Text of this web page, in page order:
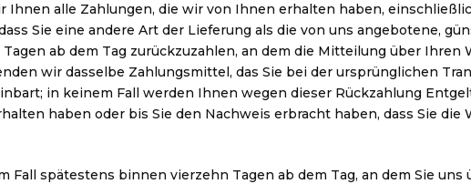
Ihnen alle Zahlungen, die wir von Ihnen erhalten haben,
Sie eine andere Art der Lieferung als die von uns angebotene,
ab dem Tag zurückzuzahlen, an dem die Mitteilung über Ihren
wir dasselbe Zahlungsmittel, das Sie bei der ursprünglichen
in keinem Fall werden Ihnen wegen dieser Rückzahlung
haben oder bis Sie den Nachweis erbracht haben, dass Sie die
Fall spätestens binnen vierzehn Tagen ab dem Tag, an dem Sie uns